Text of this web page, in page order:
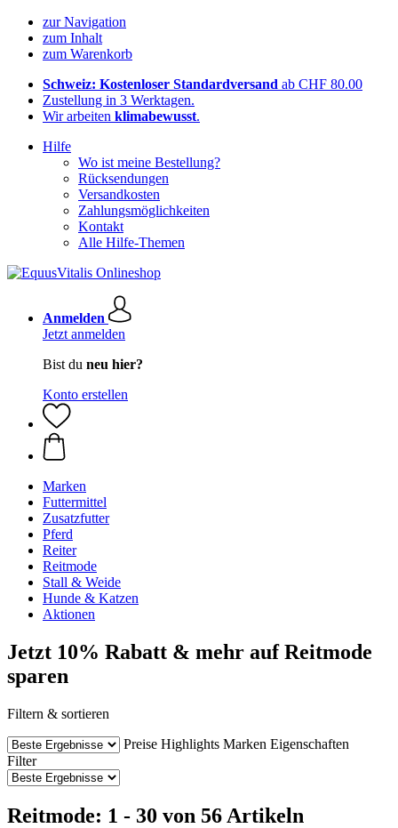
zur Navigation
zum Inhalt
zum Warenkorb
Schweiz: Kostenloser Standardversand ab CHF 80.00
Zustellung in 3 Werktagen.
Wir arbeiten klimabewusst.
Hilfe
Wo ist meine Bestellung?
Rücksendungen
Versandkosten
Zahlungsmöglichkeiten
Kontakt
Alle Hilfe-Themen
Anmelden
Jetzt anmelden
Bist du neu hier?
Konto erstellen
Marken
Futtermittel
Zusatzfutter
Pferd
Reiter
Reitmode
Stall & Weide
Hunde & Katzen
Aktionen
Jetzt 10% Rabatt & mehr auf Reitmode
sparen
Filtern & sortieren
Preise Highlights Marken Eigenschaften
Filter
Reitmode: 1 - 30 von 56 Artikeln